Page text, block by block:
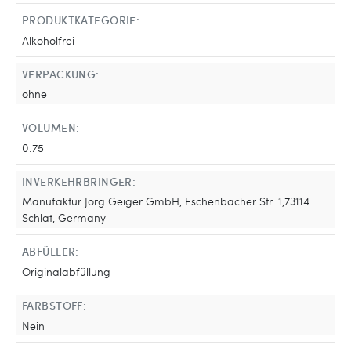
PRODUKTKATEGORIE:
Alkoholfrei
VERPACKUNG:
ohne
VOLUMEN:
0.75
INVERKEHRBRINGER:
Manufaktur Jörg Geiger GmbH, Eschenbacher Str. 1,73114
Schlat, Germany
ABFÜLLER:
Originalabfüllung
FARBSTOFF:
Nein